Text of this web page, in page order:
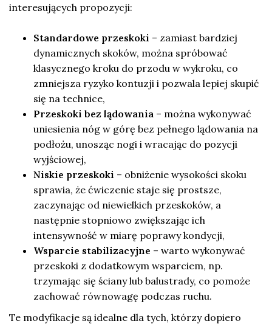
interesujących propozycji:
Standardowe przeskoki – zamiast bardziej
dynamicznych skoków, można spróbować
klasycznego kroku do przodu w wykroku, co
zmniejsza ryzyko kontuzji i pozwala lepiej skupić
się na technice,
Przeskoki bez lądowania – można wykonywać
uniesienia nóg w górę bez pełnego lądowania na
podłożu, unosząc nogi i wracając do pozycji
wyjściowej,
Niskie przeskoki – obniżenie wysokości skoku
sprawia, że ćwiczenie staje się prostsze,
zaczynając od niewielkich przeskoków, a
następnie stopniowo zwiększając ich
intensywność w miarę poprawy kondycji,
Wsparcie stabilizacyjne – warto wykonywać
przeskoki z dodatkowym wsparciem, np.
trzymając się ściany lub balustrady, co pomoże
zachować równowagę podczas ruchu.
Te modyfikacje są idealne dla tych, którzy dopiero